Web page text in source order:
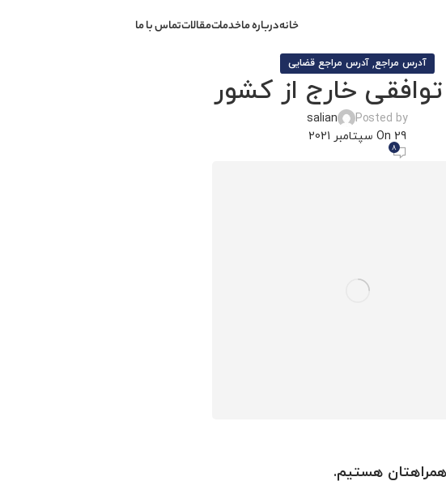
خانهدرباره ماخدماتمقالاتتماس با ما
آدرس مراجع, آدرس مراجع قضایی
خارج از کشور
Posted by
salian
On 29 سپتامبر 2021
8
هستیم.